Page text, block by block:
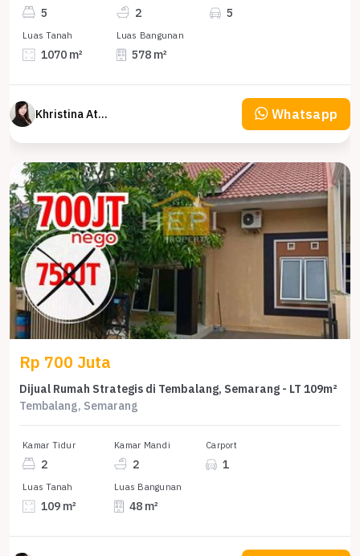
5 2 5
Luas Tanah
1070 m²
Luas Bangunan
578 m²
Khristina Atmodjo Whatsapp
Rp 700 Juta
Dijual Rumah Strategis di Tembalang, Semarang - LT 109m²
Tembalang, Semarang
Kamar Tidur
2
Kamar Mandi
2
Carport
1
Luas Tanah
109 m²
Luas Bangunan
48 m²